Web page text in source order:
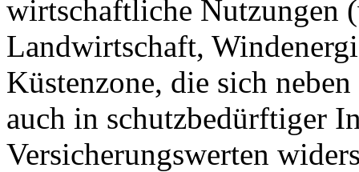
wirtschaftliche Nutzungen
Landwirtschaft,
Küstenzone, die sich
auch in schutzbedürftiger
Versicherungswerten